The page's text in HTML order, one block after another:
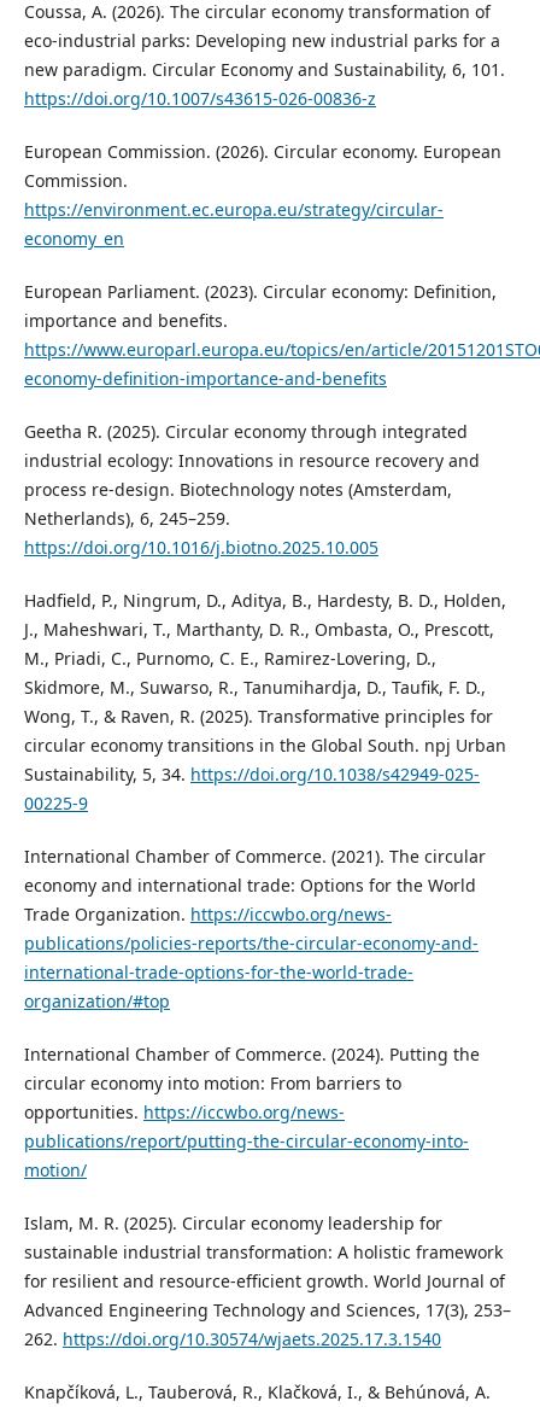
Coussa, A. (2026). The circular economy transformation of
eco-industrial parks: Developing new industrial parks for a
new paradigm. Circular Economy and Sustainability, 6, 101.
https://doi.org/10.1007/s43615-026-00836-z
European Commission. (2026). Circular economy. European
Commission.
https://environment.ec.europa.eu/strategy/circular-
economy_en
European Parliament. (2023). Circular economy: Definition,
importance and benefits.
https://www.europarl.europa.eu/topics/en/article/
economy-definition-importance-and-benefits
Geetha R. (2025). Circular economy through integrated
industrial ecology: Innovations in resource recovery and
process re-design. Biotechnology notes (Amsterdam,
Netherlands), 6, 245–259.
https://doi.org/10.1016/j.biotno.2025.10.005
Hadfield, P., Ningrum, D., Aditya, B., Hardesty, B. D., Holden,
J., Maheshwari, T., Marthanty, D. R., Ombasta, O., Prescott,
M., Priadi, C., Purnomo, C. E., Ramirez-Lovering, D.,
Skidmore, M., Suwarso, R., Tanumihardja, D., Taufik, F. D.,
Wong, T., & Raven, R. (2025). Transformative principles for
circular economy transitions in the Global South. npj Urban
Sustainability, 5, 34. https://doi.org/10.1038/s42949-025-
00225-9
International Chamber of Commerce. (2021). The circular
economy and international trade: Options for the World
Trade Organization. https://iccwbo.org/news-
publications/policies-reports/the-circular-economy-and-
international-trade-options-for-the-world-trade-
organization/#top
International Chamber of Commerce. (2024). Putting the
circular economy into motion: From barriers to
opportunities. https://iccwbo.org/news-
publications/report/putting-the-circular-economy-into-
motion/
Islam, M. R. (2025). Circular economy leadership for
sustainable industrial transformation: A holistic framework
for resilient and resource-efficient growth. World Journal of
Advanced Engineering Technology and Sciences, 17(3), 253–
262. https://doi.org/10.30574/wjaets.2025.17.3.1540
Knapčíková, L., Tauberová, R., Klačková, I., & Behúnová, A.